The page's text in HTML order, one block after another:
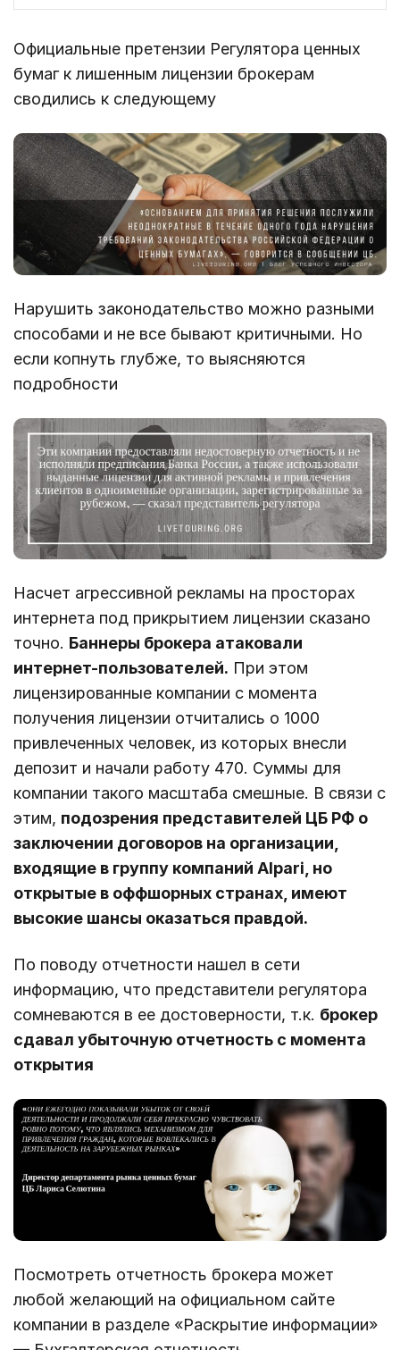
Официальные претензии Регулятора ценных
бумаг к лишенным лицензии брокерам
сводились к следующему
Нарушить законодательство можно разными
способами и не все бывают критичными. Но
если копнуть глубже, то выясняются
подробности
Насчет агрессивной рекламы на просторах
интернета под прикрытием лицензии сказано
точно. Баннеры брокера атаковали
интернет-пользователей. При этом
лицензированные компании с момента
получения лицензии отчитались о 1000
привлеченных человек, из которых внесли
депозит и начали работу 470. Суммы для
компании такого масштаба смешные. В связи с
этим, подозрения представителей ЦБ РФ о
заключении договоров на организации,
входящие в группу компаний Alpari, но
открытые в оффшорных странах, имеют
высокие шансы оказаться правдой.
По поводу отчетности нашел в сети
информацию, что представители регулятора
сомневаются в ее достоверности, т.к. брокер
сдавал убыточную отчетность с момента
открытия
Посмотреть отчетность брокера может
любой желающий на официальном сайте
компании в разделе «Раскрытие информации»